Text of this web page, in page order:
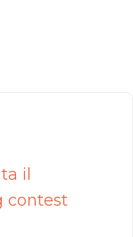
il
contest